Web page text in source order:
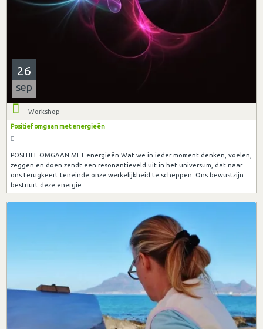
26
sep
Workshop
Positief omgaan met energieën
POSITIEF OMGAAN MET energieën Wat we in ieder moment denken, voelen,
zeggen en doen zendt een resonantieveld uit in het universum, dat naar
ons terugkeert teneinde onze werkelijkheid te scheppen. Ons bewustzijn
bestuurt deze energie